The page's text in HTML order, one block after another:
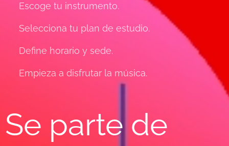
✔ Escoge tu instrumento.
✔ Selecciona tu plan de estudio.
✔ Define horario y sede.
✔ Empieza a disfrutar la música.
Se parte de